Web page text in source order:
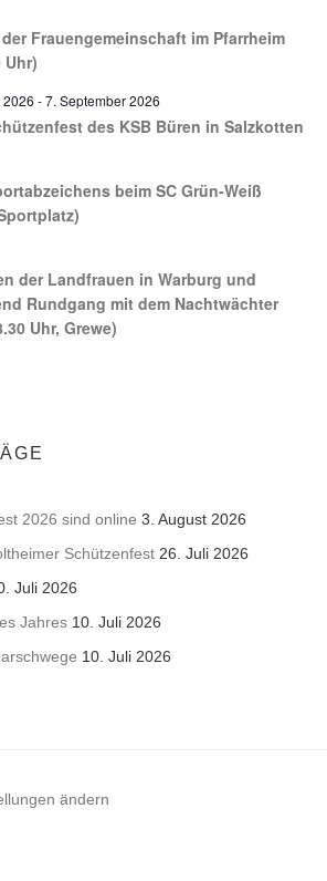
Frauengemeinschaft im Pfarrheim
Uhr)
-7. September 2026
des KSB Büren in Salzkotten
beim SC Grün-Weiß
der Landfrauen in Warburg und
Rundgang mit dem Nachtwächter
Uhr, Grewe)
2026 sind online 3. August 2026
Schützenfest 26. Juli 2026
Juli 2026
Jahres 10. Juli 2026
10. Juli 2026
ändern